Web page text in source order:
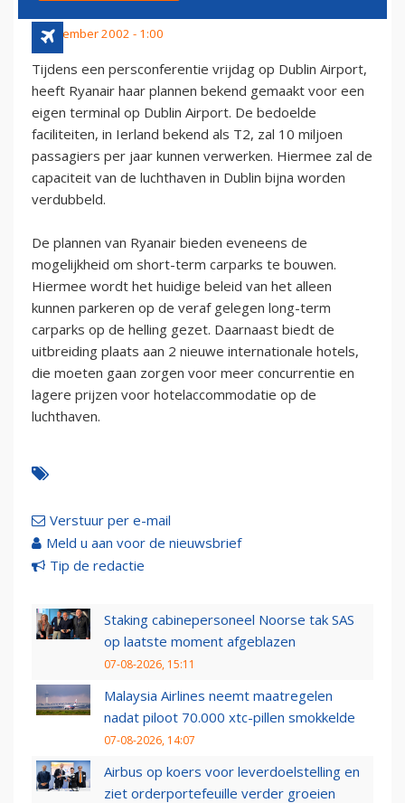
2 november 2002 - 1:00
Tijdens een persconferentie vrijdag op Dublin Airport,
heeft Ryanair haar plannen bekend gemaakt voor een
eigen terminal op Dublin Airport. De bedoelde
faciliteiten, in Ierland bekend als T2, zal 10 miljoen
passagiers per jaar kunnen verwerken. Hiermee zal de
capaciteit van de luchthaven in Dublin bijna worden
verdubbeld.
De plannen van Ryanair bieden eveneens de
mogelijkheid om short-term carparks te bouwen.
Hiermee wordt het huidige beleid van het alleen
kunnen parkeren op de veraf gelegen long-term
carparks op de helling gezet. Daarnaast biedt de
uitbreiding plaats aan 2 nieuwe internationale hotels,
die moeten gaan zorgen voor meer concurrentie en
lagere prijzen voor hotelaccommodatie op de
luchthaven.
Verstuur per e-mail
Meld u aan voor de nieuwsbrief
Tip de redactie
Staking cabinepersoneel Noorse tak SAS
op laatste moment afgeblazen
07-08-2026, 15:11
Malaysia Airlines neemt maatregelen
nadat piloot 70.000 xtc-pillen smokkelde
07-08-2026, 14:07
Airbus op koers voor leverdoelstelling en
ziet orderportefeuille verder groeien